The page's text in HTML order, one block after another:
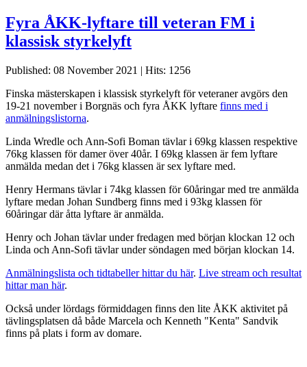
Fyra ÅKK-lyftare till veteran FM i
klassisk styrkelyft
Published: 08 November 2021 | Hits: 1256
Finska mästerskapen i klassisk styrkelyft för veteraner avgörs den
19-21 november i Borgnäs och fyra ÅKK lyftare finns med i
anmälningslistorna.
Linda Wredle och Ann-Sofi Boman tävlar i 69kg klassen respektive
76kg klassen för damer över 40år. I 69kg klassen är fem lyftare
anmälda medan det i 76kg klassen är sex lyftare med.
Henry Hermans tävlar i 74kg klassen för 60åringar med tre anmälda
lyftare medan Johan Sundberg finns med i 93kg klassen för
60åringar där åtta lyftare är anmälda.
Henry och Johan tävlar under fredagen med början klockan 12 och
Linda och Ann-Sofi tävlar under söndagen med början klockan 14.
Anmälningslista och tidtabeller hittar du här. Live stream och resultat
hittar man här.
Också under lördags förmiddagen finns den lite ÅKK aktivitet på
tävlingsplatsen då både Marcela och Kenneth "Kenta" Sandvik
finns på plats i form av domare.